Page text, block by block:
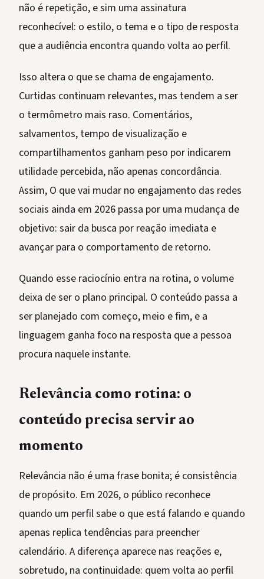
não é repetição, e sim uma assinatura
reconhecível: o estilo, o tema e o tipo de resposta
que a audiência encontra quando volta ao perfil.
Isso altera o que se chama de engajamento.
Curtidas continuam relevantes, mas tendem a ser
o termômetro mais raso. Comentários,
salvamentos, tempo de visualização e
compartilhamentos ganham peso por indicarem
utilidade percebida, não apenas concordância.
Assim, O que vai mudar no engajamento das redes
sociais ainda em 2026 passa por uma mudança de
objetivo: sair da busca por reação imediata e
avançar para o comportamento de retorno.
Quando esse raciocínio entra na rotina, o volume
deixa de ser o plano principal. O conteúdo passa a
ser planejado com começo, meio e fim, e a
linguagem ganha foco na resposta que a pessoa
procura naquele instante.
Relevância como rotina: o
conteúdo precisa servir ao
momento
Relevância não é uma frase bonita; é consistência
de propósito. Em 2026, o público reconhece
quando um perfil sabe o que está falando e quando
apenas replica tendências para preencher
calendário. A diferença aparece nas reações e,
sobretudo, na continuidade: quem volta ao perfil